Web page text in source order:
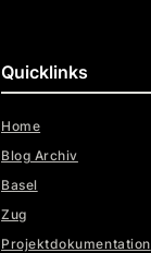
Quicklinks
Home
Blog Archiv
Basel
Zug
Projektdokumentation